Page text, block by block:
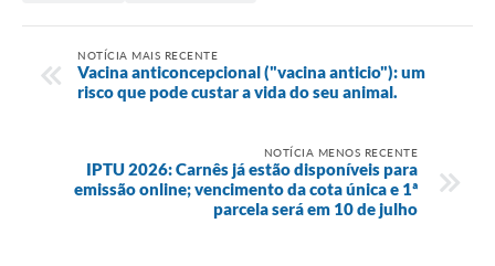
NOTÍCIA MAIS RECENTE
Vacina anticoncepcional ("vacina anticio"): um
risco que pode custar a vida do seu animal.
NOTÍCIA MENOS RECENTE
IPTU 2026: Carnês já estão disponíveis para
emissão online; vencimento da cota única e 1ª
parcela será em 10 de julho